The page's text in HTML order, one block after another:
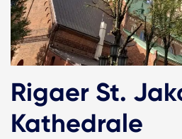
Rigaer St.
Kathedrale